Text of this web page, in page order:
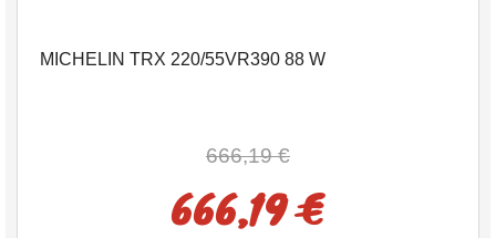
MICHELIN TRX 220/55VR390 88 W
666,19 €
666,19 €